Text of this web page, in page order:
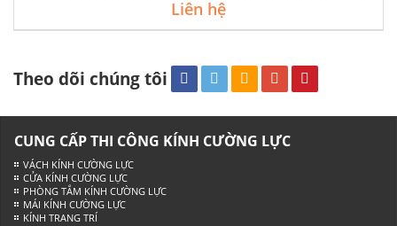
Liên hệ
Theo dõi chúng tôi
CUNG CẤP THI CÔNG KÍNH CƯỜNG LỰC
VÁCH KÍNH CƯỜNG LỰC
CỬA KÍNH CƯỜNG LỰC
PHÒNG TẮM KÍNH CƯỜNG LỰC
MÁI KÍNH CƯỜNG LỰC
KÍNH TRANG TRÍ